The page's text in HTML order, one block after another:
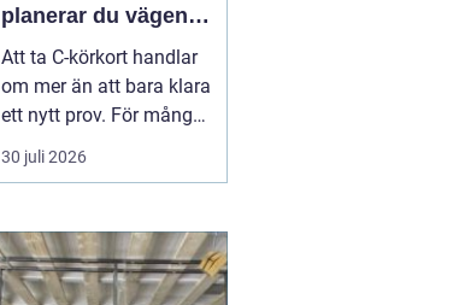
planerar du vägen
mot tung lastbil
Att ta C-körkort handlar
om mer än att bara klara
ett nytt prov. För många
betyder det en chans till
ett nytt yrke, en starkare
arbetsmarknaden eller
en naturlig utveckling i
ett jobb inom transport
30 juli 2026